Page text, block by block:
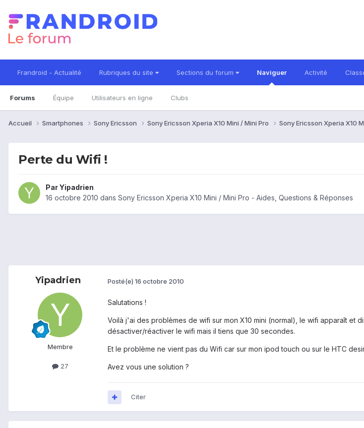
Frandroid - Actualité Rubriques du site Sections du forum Naviguer
Forums Équipe Utilisateurs en ligne Clubs
Activité
Accueil Smartphones Sony Ericsson Sony Ericsson Xperia X10 Mini / Mini Pro Sony Ericsson Xperia X10
Perte du Wifi !
ParYipadrien
16 octobre 2010 dans Sony Ericsson Xperia X10 Mini / Mini Pro - Aides, Questions & Réponses
Yipadrien
Membre
27
Posté(e) 16 octobre 2010
Salutations !
Voilà j'ai des problèmes de wifi sur mon X10 mini (normal), le wifi apparaît
désactiver/réactiver le wifi mais il tiens que 30 secondes.
Et le problème ne vient pas du Wifi car sur mon ipod touch ou sur le HTC
Avez vous une solution ?
Citer